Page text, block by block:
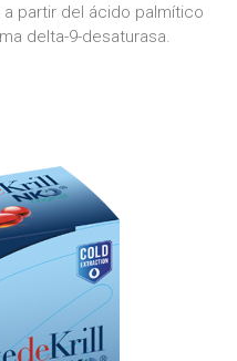
partir del ácido palmítico
delta-9-desaturasa.